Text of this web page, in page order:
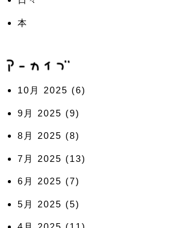
本
10月 2025 (6)
9月 2025 (9)
8月 2025 (8)
7月 2025 (13)
6月 2025 (7)
5月 2025 (5)